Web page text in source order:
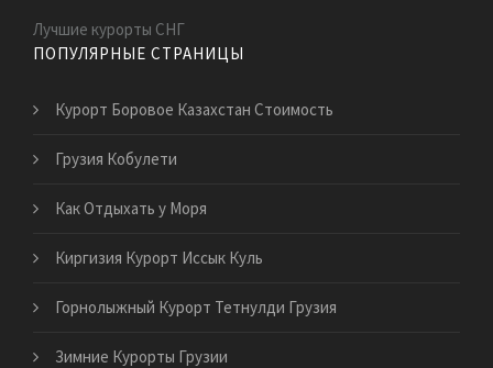
Лучшие курорты СНГ
ПОПУЛЯРНЫЕ СТРАНИЦЫ
Курорт Боровое Казахстан Стоимость
Грузия Кобулети
Как Отдыхать у Моря
Киргизия Курорт Иссык Куль
Горнолыжный Курорт Тетнулди Грузия
Зимние Курорты Грузии